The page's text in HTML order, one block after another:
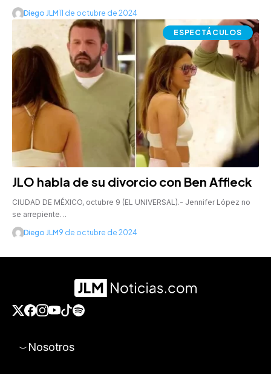
Diego JLM11 de octubre de 2024
ESPECTÁCULOS
JLO habla de su divorcio con Ben Affleck
CIUDAD DE MÉXICO, octubre 9 (EL UNIVERSAL).- Jennifer López no
se arrepiente…
Diego JLM9 de octubre de 2024
Nosotros